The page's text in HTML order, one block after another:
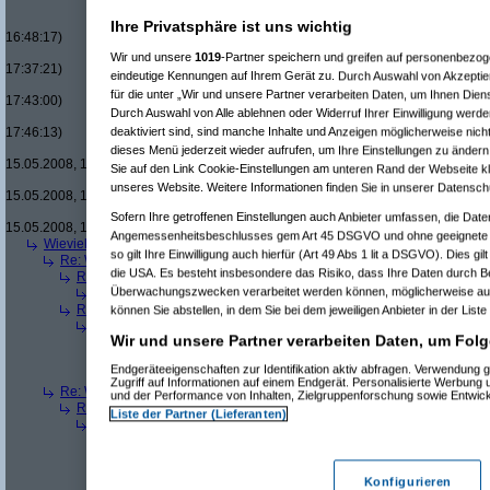
Re(17): Men in Black um
16:48:17)
Re(18): Men in Black
17:37:21)
Re(19): Men in Black
17:43:00)
Re(20): Men in
17:46:13)
Re(21): Men in
15.05.2008, 17:49:46)
Re(22): Men
15.05.2008, 18:07:18)
Re(23):
15.05.2008, 18:13:17)
Wieviele blus/hd-dvds habt ihr schon?(bröslam 15.05.2008, 18:06:08)
Re: Wieviele blus/hd-dvds habt ihr schon?( ducducam 15.05.2008,
Re(2): Wieviele blus/hd-dvds habt ihr schon?( brösl am 15.05.2008,
Re(3): Wieviele blus/hd-dvds habt ihr schon?(ducducam
Re(2): Wieviele blus/hd-dvds habt ihr schon?(hackenbush am
Re(4): Wieviele blus/hd-dvds habt ihr schon? (hackenbusham
Re(6): Wieviele blus/hd-dvds habt ihr schon?(
Re: Wieviele blus/hd-dvds habt ihr schon?("without"am 15.05.2008,
Re(2): Wieviele blus/hd-dvds habt ihr schon?
Re(3): Wieviele blus/hd-dvds habt ihr schon?
Re(5): Wieviele blus/hd-dvds habt ihr schon?("without"am
Re(6): Wieviele blus/hd-dvds habt ihr schon?
ducduc
Ihre Privatsphäre ist uns wichtig
Wir und unsere 1019-Partner speichern und greifen auf
eindeutige Kennungen auf Ihrem Gerät zu. Durch Auswahl von
für die unter „Wir und unsere Partner verarbeiten Daten, um Ihnen
Durch Auswahl von Alle ablehnen oder Widerruf Ihrer Einwilligung
deaktiviert sind, sind manche Inhalte und Anzeigen möglicherweise
dieses Menü jederzeit wieder aufrufen, um Ihre Einstellungen zu
Sie auf den Link Cookie-Einstellungen am unteren Rand der Webseite
unseres Website. Weitere Informationen finden Sie in unserer
Sofern Ihre getroffenen Einstellungen auch Anbieter umfassen, die
Angemessenheitsbeschlusses gem Art 45 DSGVO und ohne
so gilt Ihre Einwilligung auch hierfür (Art 49 Abs 1 lit a DSGVO). Dies
die USA. Es besteht insbesondere das Risiko, dass Ihre Daten durch
Überwachungszwecken verarbeitet werden können, möglicherweise
können Sie abstellen, in dem Sie bei dem jeweiligen Anbieter in der
Wir und unsere Partner verarbeiten Daten, um
Endgeräteeigenschaften zur Identifikation aktiv abfragen. Verwendung
Zugriff auf Informationen auf einem Endgerät. Personalisierte Werbung
und der Performance von Inhalten, Zielgruppenforschung sowie
Liste der Partner (Lieferanten)
Konfigurieren